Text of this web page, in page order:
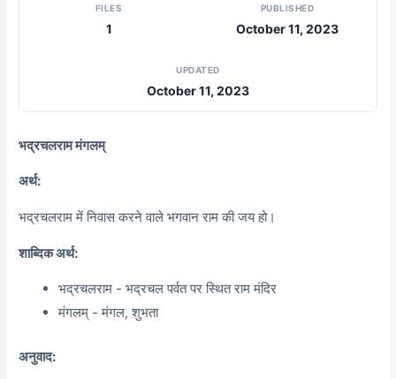
FILES
1
PUBLISHED
October 11, 2023
UPDATED
October 11, 2023
भद्रचलराम मंगलम्
अर्थ:
भद्रचलराम में निवास करने वाले भगवान राम की जय हो।
शाब्दिक अर्थ:
भद्रचलराम - भद्रचल पर्वत पर स्थित राम मंदिर
मंगलम् - मंगल, शुभता
अनुवाद: